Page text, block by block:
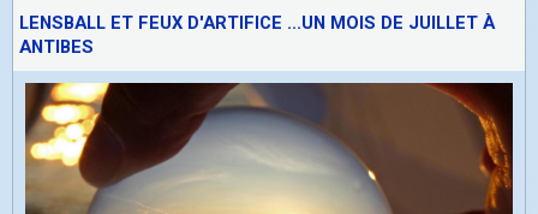
LENSBALL ET FEUX D'ARTIFICE ...UN MOIS DE JUILLET À
ANTIBES